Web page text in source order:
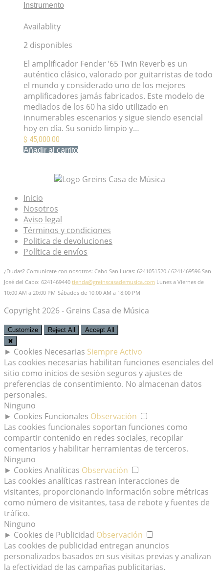
Instrumento
Availablity
2 disponibles
El amplificador Fender ’65 Twin Reverb es un
auténtico clásico, valorado por guitarristas de todo
el mundo y considerado uno de los mejores
amplificadores jamás fabricados. Este modelo de
mediados de los 60 ha sido utilizado en
innumerables escenarios y sigue siendo esencial
hoy en día. Su sonido limpio y…
$ 45,000.00
Añadir al carrito
Inicio
Nosotros
Aviso legal
Términos y condiciones
Politica de devoluciones
Política de envíos
¿Dudas? Comunicate con nosotros: Cabo San Lucas: 6241051520 / 6241469596 San
José del Cabo: 6241469440 tienda@greinscasademusica.com Lunes a Viernes de
10:00 AM a 20:00 PM Sábados de 10:00 AM a 18:00 PM
Copyright 2026 - Greins Casa de Música
Customize Reject All
Accept All
✖
► Cookies Necesarias Siempre Activo
Las cookies necesarias habilitan funciones esenciales del
sitio como inicios de sesión seguros y ajustes de
preferencias de consentimiento. No almacenan datos
personales.
Ninguno
► Cookies Funcionales Observación
Las cookies funcionales soportan funciones como
compartir contenido en redes sociales, recopilar
comentarios y habilitar herramientas de terceros.
Ninguno
► Cookies Analíticas Observación
Las cookies analíticas rastrean interacciones de
visitantes, proporcionando información sobre métricas
como número de visitantes, tasa de rebote y fuentes de
tráfico.
Ninguno
► Cookies de Publicidad Observación
Las cookies de publicidad entregan anuncios
personalizados basados en sus visitas previas y analizan
la efectividad de las campañas publicitarias.